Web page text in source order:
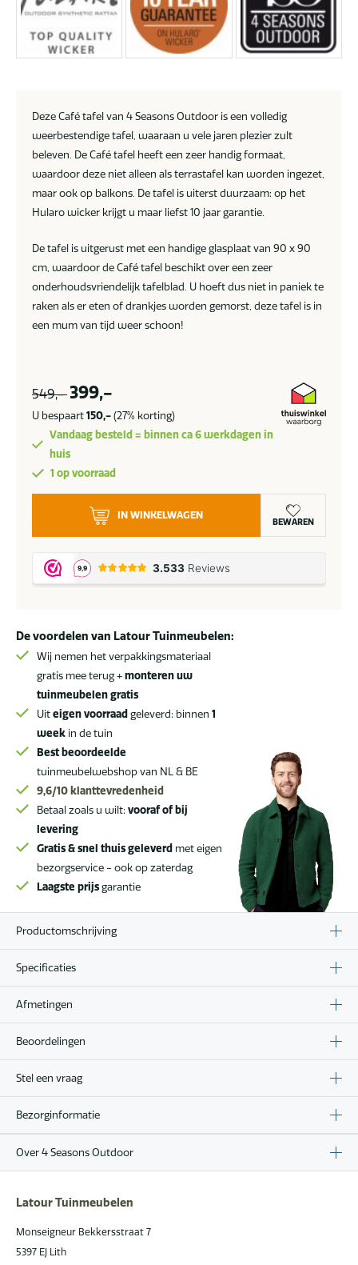
Deze Café tafel van 4 Seasons Outdoor is een volledig
weerbestendige tafel, waaraan u vele jaren plezier zult
beleven. De Café tafel heeft een zeer handig formaat,
waardoor deze niet alleen als terrastafel kan worden ingezet,
maar ook op balkons. De tafel is uiterst duurzaam: op het
Hularo wicker krijgt u maar liefst 10 jaar garantie.
De tafel is uitgerust met een handige glasplaat van 90 x 90
cm, waardoor de Café tafel beschikt over een zeer
onderhoudsvriendelijk tafelblad. U hoeft dus niet in paniek te
raken als er eten of drankjes worden gemorst, deze tafel is in
een mum van tijd weer schoon!
549,- 399,-
U bespaart150,-(27% korting)
Vandaag besteld = binnen ca 6 werkdagen in
huis
1 op voorraad
Outdoor
Café
eettafel
90
cm
aantal
IN WINKELWAGEN
BEWAREN
De voordelen van Latour Tuinmeubelen:
Wij nemen het verpakkingsmateriaal
gratis mee terug +monteren uw
tuinmeubelen gratis
Uiteigen voorraad geleverd: binnen 1
week in de tuin
Best beoordeelde
tuinmeubelwebshop van NL & BE
9,6/10 klanttevredenheid
Betaal zoals u wilt: vooraf of bij
levering
Gratis & snel thuis geleverd met eigen
bezorgservice - ook op zaterdag
Laagste prijsgarantie
Productomschrijving
Specificaties
Afmetingen
Beoordelingen
Stel een vraag
Bezorginformatie
Over 4 Seasons Outdoor
Latour Tuinmeubelen
Monseigneur Bekkersstraat 7
5397 EJ Lith